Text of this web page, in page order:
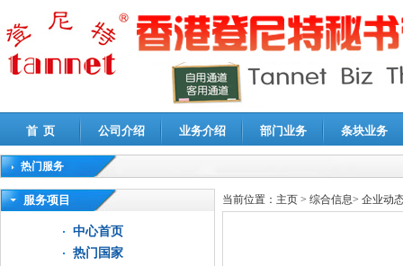
首 页 公司介绍 业务介绍 部门业务 条块业务
热门服务
高新技术企业认定审计|企业所得税汇算清缴申报鉴证
服务项目
中心首页
热门国家
当前位置： 主页 > 综合信息> 企业动